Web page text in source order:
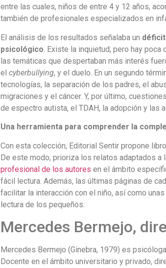
entre las cuales, niños de entre 4 y 12 años,
también de profesionales especializados en
El análisis de los resultados señalaba un
psicológico. Existe la inquietud; pero hay
las temáticas que despertaban más interés
el cyberbullying, y el duelo. En un segundo
tecnologías, la separación de los padres, el
migraciones y el cáncer. Y, por último,
de espectro autista, el TDAH, la adopción y las
Una herramienta para comprender la
Con esta colección, Editorial Sentir propone
De este modo, prioriza los relatos adaptados a
profesional de los autores en el ámbito
fácil lectura. Además, las últimas páginas de
facilitar la interacción con el niño, así como
lectura de los pequeños.
Mercedes Bermejo,
Mercedes Bermejo (Ginebra, 1979) es
Docente en el ámbito universitario y privado,